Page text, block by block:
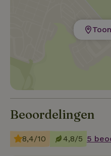
Beoordelingen
8,4/10 4,8/5 5